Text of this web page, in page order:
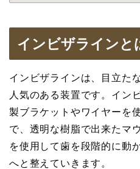
インビザラインと
インビザラインは、目立た
人気のある装置です。イン
製ブラケットやワイヤーを
で、透明な樹脂で出来たマ
を使用して歯を段階的に動
へと整えていきます。